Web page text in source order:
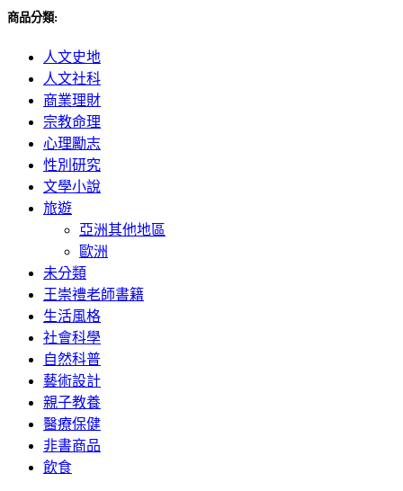
商品分類:
人文史地
人文社科
商業理財
宗教命理
心理勵志
性別研究
文學小說
旅遊
亞洲其他地區
歐洲
未分類
王崇禮老師書籍
生活風格
社會科學
自然科普
藝術設計
親子教養
醫療保健
非書商品
飲食